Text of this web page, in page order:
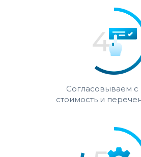
Согласовываем с
стоимость и